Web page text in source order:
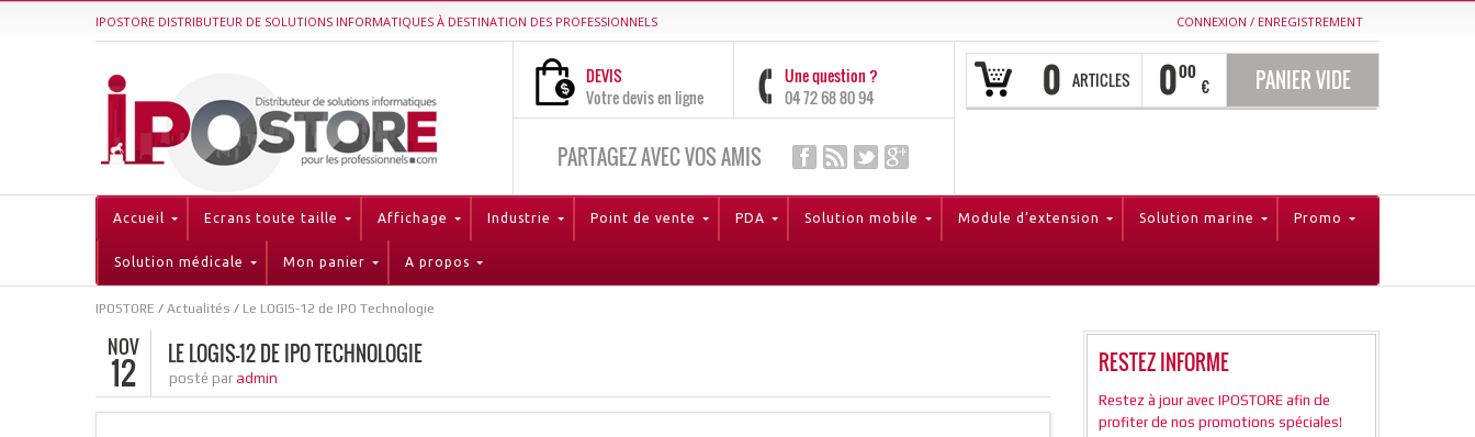
IPOSTORE DISTRIBUTEUR DE SOLUTIONS INFORMATIQUES À DESTINATION DES PROFESSIONNELS CONNEXION / ENREGISTREMENT
0 ARTICLES 000
€ PANIER VIDE
DEVIS
Votre devis en ligne
Une question ?
04 72 68 80 94
PARTAGEZ AVEC VOS AMIS
Accueil Ecrans toute taille Affichage Industrie Point de vente PDA Solution mobile Module d’extension Solution marine Promo
Solution médicale Mon panier A propos
IPOSTORE / Actualités / Le LOGIS-12 de IPO Technologie
NOV
12 LE LOGIS-12 DE IPO TECHNOLOGIE
posté par admin
RESTEZ INFORME
Restez à jour avec IPOSTORE afin de
profiter de nos promotions spéciales!